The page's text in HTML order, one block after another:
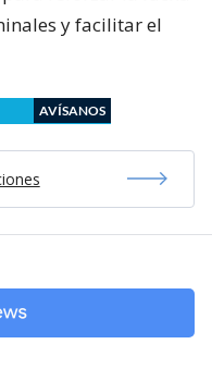
y facilitar el
AVÍSANOS